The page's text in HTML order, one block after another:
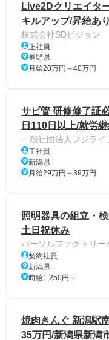
Live2Dクリエイタ
キルアップ/昇給あ
株式会社SDビジョン
正社員
長野県
月給20万円～40万円
サビ管 研修修了証
日110日以上/就労
一般社団法人フジラ
正社員
新潟県
月給29万円～39万円
照明器具の組立・
土日祝休み
パーソルファクトリ
契約社員
新潟県
時給1,250円～
焼肉きんぐ 新潟駅
35万円/新潟県新潟